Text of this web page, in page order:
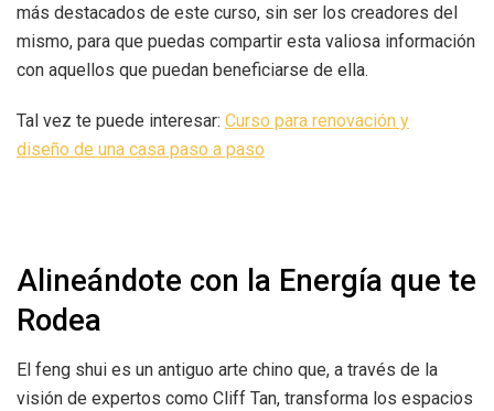
más destacados de este curso, sin ser los creadores del
mismo, para que puedas compartir esta valiosa información
con aquellos que puedan beneficiarse de ella.
Tal vez te puede interesar: Curso para renovación y
diseño de una casa paso a paso
Alineándote con la Energía que te
Rodea
El feng shui es un antiguo arte chino que, a través de la
visión de expertos como Cliff Tan, transforma los espacios